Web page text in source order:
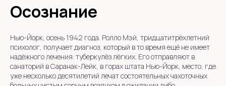
Осознание
Нью-Йорк, осень 1942 года. Ролло Мэй, тридцатитрёхлетний
психолог, получает диагноз, который в то время ещё не имеет
надёжного лечения: туберкулёз лёгких. Его отправляют в
санаторий в Саранак-Лейк, в горах штата Нью-Йорк, место, где
уже несколько десятилетий лечат состоятельных чахоточных